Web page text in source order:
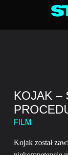
KOJAK –
FILM
Kojak został